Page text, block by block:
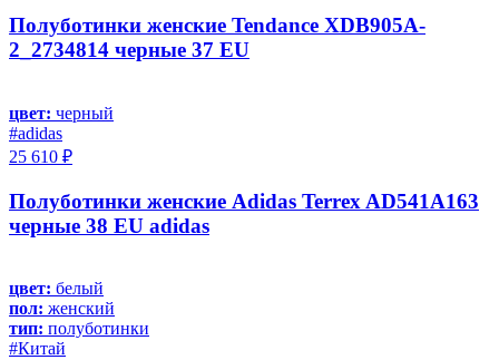
Полуботинки женские Tendance XDB905A-
2_2734814 черные 37 EU
цвет: черный
#adidas
25 610 ₽
Полуботинки женские Adidas Terrex AD541A163
черные 38 EU adidas
цвет: белый
пол: женский
тип: полуботинки
#Китай